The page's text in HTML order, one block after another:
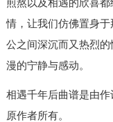
煎熬以及相遇的欣喜
情，让我们仿佛置身
公之间深沉而又热烈
漫的宁静与感动。
相遇千年后曲谱是由
原作者所有。